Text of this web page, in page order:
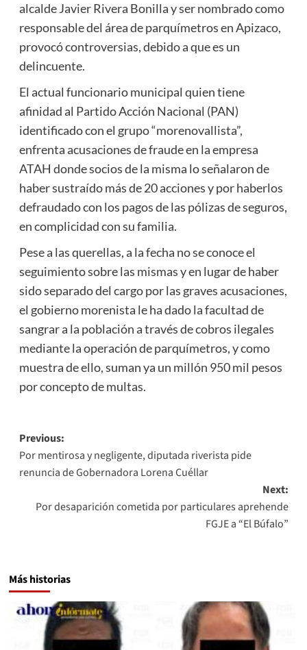
alcalde Javier Rivera Bonilla y ser nombrado como
responsable del área de parquímetros en Apizaco,
provocó controversias, debido a que es un
delincuente.
El actual funcionario municipal quien tiene
afinidad al Partido Acción Nacional (PAN)
identificado con el grupo “morenovallista”,
enfrenta acusaciones de fraude en la empresa
ATAH donde socios de la misma lo señalaron de
haber sustraído más de 20 acciones y por haberlos
defraudado con los pagos de las pólizas de seguros,
en complicidad con su familia.
Pese a las querellas, a la fecha no se conoce el
seguimiento sobre las mismas y en lugar de haber
sido separado del cargo por las graves acusaciones,
el gobierno morenista le ha dado la facultad de
sangrar a la población a través de cobros ilegales
mediante la operación de parquímetros, y como
muestra de ello, suman ya un millón 950 mil pesos
por concepto de multas.
Post
navigation
Previous:
Por mentirosa y negligente, diputada riverista pide
renuncia de Gobernadora Lorena Cuéllar
Next:
Por desaparición cometida por particulares aprehende
FGJE a “El Búfalo”
Más historias